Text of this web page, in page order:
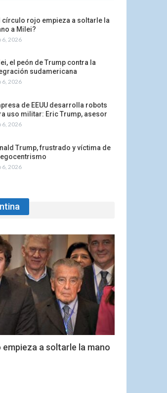
círculo rojo empieza a soltarle la
a Milei?
6, 2026
el peón de Trump contra la
sudamericana
6, 2026
de EEUU desarrolla robots
uso militar: Eric Trump, asesor
6, 2026
Trump, frustrado y víctima de
6, 2026
empieza a soltarle la mano